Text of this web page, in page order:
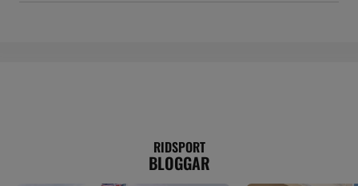
RIDSPORT
BLOGGAR